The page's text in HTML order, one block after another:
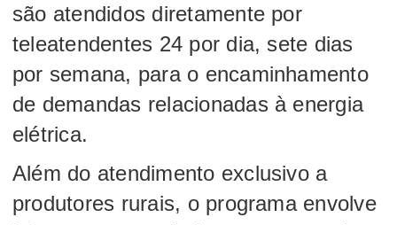
são atendidos diretamente por
teleatendentes 24 por dia, sete dias
por semana, para o encaminhamento
de demandas relacionadas à energia
elétrica.
Além do atendimento exclusivo a
produtores rurais, o programa envolve